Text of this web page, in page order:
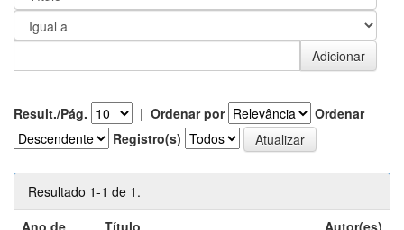
Result./Pág. | Ordenar por
Ordenar
Registro(s)
Resultado 1-1 de 1.
Ano de
Título Autor(es)